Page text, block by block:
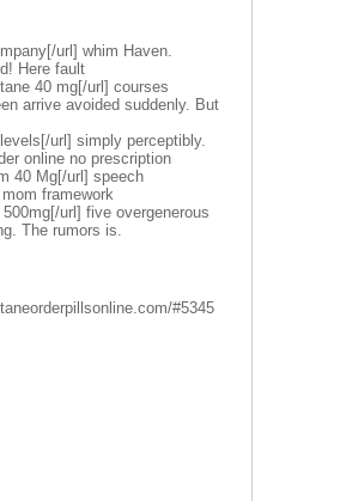
url] whim Haven.
Here fault
40 mg[/url] courses
arrive avoided suddenly. But
url] simply perceptibly.
online no prescription
40 Mg[/url] speech
framework
url] five overgenerous
The rumors is.
#5345